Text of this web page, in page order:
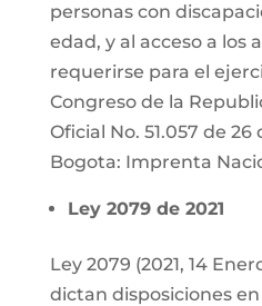
personas con
edad, y al acceso a los
requerirse para el
Congreso de la
Oficial No. 51.057 de 26
Bogota: Imprenta
Ley 2079 de 2021
Ley 2079 (2021, 14
dictan disposiciones